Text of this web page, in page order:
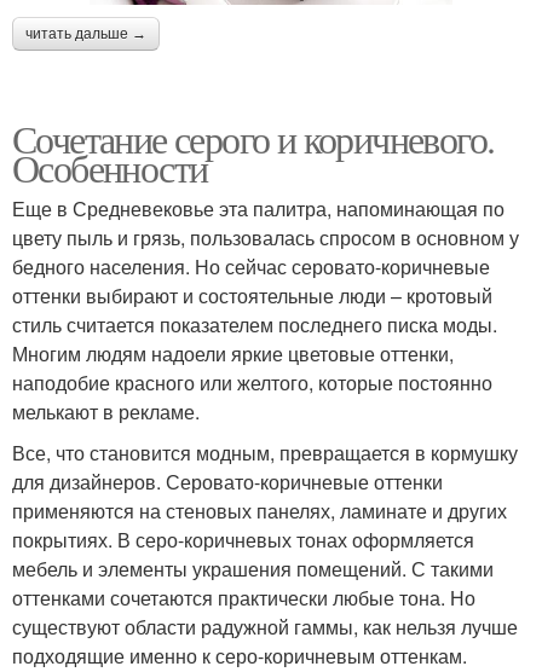
читать дальше →
Сочетание серого и коричневого.
Особенности
Еще в Средневековье эта палитра, напоминающая по
цвету пыль и грязь, пользовалась спросом в основном у
бедного населения. Но сейчас серовато-коричневые
оттенки выбирают и состоятельные люди – кротовый
стиль считается показателем последнего писка моды.
Многим людям надоели яркие цветовые оттенки,
наподобие красного или желтого, которые постоянно
мелькают в рекламе.
Все, что становится модным, превращается в кормушку
для дизайнеров. Серовато-коричневые оттенки
применяются на стеновых панелях, ламинате и других
покрытиях. В серо-коричневых тонах оформляется
мебель и элементы украшения помещений. С такими
оттенками сочетаются практически любые тона. Но
существуют области радужной гаммы, как нельзя лучше
подходящие именно к серо-коричневым оттенкам.